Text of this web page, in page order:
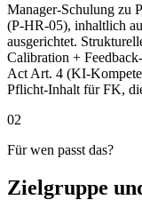
Manager-Schulung zu
(P-HR-05), inhaltlich
ausgerichtet.
Calibration +
Act Art. 4 (KI-
Pflicht-Inhalt für FK,
02
Für wen passt das?
Zielgruppe